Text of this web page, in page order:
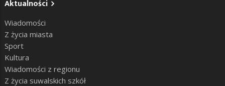
Aktualności
Wiadomości
Z życia miasta
Sport
Kultura
Wiadomości z regionu
Z życia suwalskich szkół